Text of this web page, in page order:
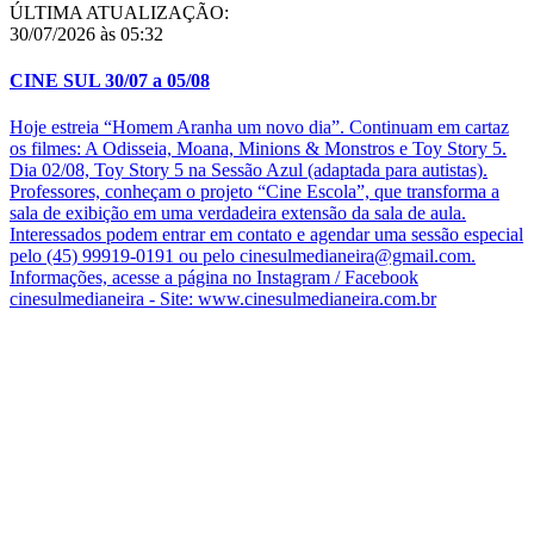
ÚLTIMA ATUALIZAÇÃO:
30/07/2026 às 05:32
CINE SUL 30/07 a 05/08
Hoje estreia “Homem Aranha um novo dia”. Continuam em cartaz
os filmes: A Odisseia, Moana, Minions & Monstros e Toy Story 5.
Dia 02/08, Toy Story 5 na Sessão Azul (adaptada para autistas).
Professores, conheçam o projeto “Cine Escola”, que transforma a
sala de exibição em uma verdadeira extensão da sala de aula.
Interessados podem entrar em contato e agendar uma sessão especial
pelo (45) 99919-0191 ou pelo cinesulmedianeira@gmail.com.
Informações, acesse a página no Instagram / Facebook
cinesulmedianeira - Site: www.cinesulmedianeira.com.br